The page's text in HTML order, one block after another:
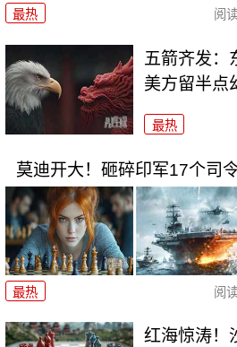
最热 阅
五箭齐发：
美方留半点
最热
莫迪开大！砸碎印军17个司
最热 阅
红海惊涛！